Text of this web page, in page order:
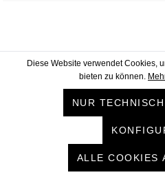
Diese Website verwendet Cookies,
bieten zu können.
NUR
ALLE COOKIES